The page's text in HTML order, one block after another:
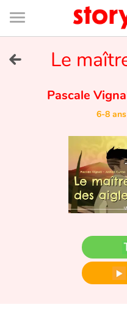
Connexion
Bibliothèque
de
page
Tester gratuitement
Bibliothèque
Contes d'ici et d'ailleurs
Fable, mythe, littérature et
Le
Pascale
6-8 ans